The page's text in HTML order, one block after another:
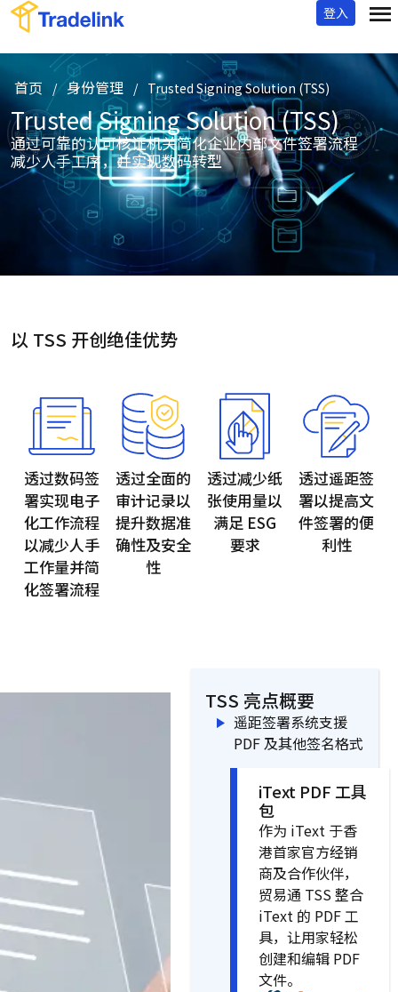
登入
首页 / 身份管理 / Trusted Signing Solution (TSS)
Trusted Signing Solution (TSS)
通过可靠的认可核证机关简化企业内部文件签署流程
减少人手工序，并实现数码转型
以 TSS 开创绝佳优势
透过数码签
署实现电子
化工作流程
以减少人手
工作量并简
化签署流程
透过全面的
审计记录以
提升数据准
确性及安全
性
透过减少纸
张使用量以
满足 ESG
要求
透过遥距签
署以提高文
件签署的便
利性
TSS 亮点概要
遥距签署系统支援
PDF 及其他签名格式
iText PDF 工具
包
作为 iText 于香
港首家官方经销
商及合作伙伴，
贸易通 TSS 整合
iText 的 PDF 工
具，让用家轻松
创建和编辑 PDF
文件。